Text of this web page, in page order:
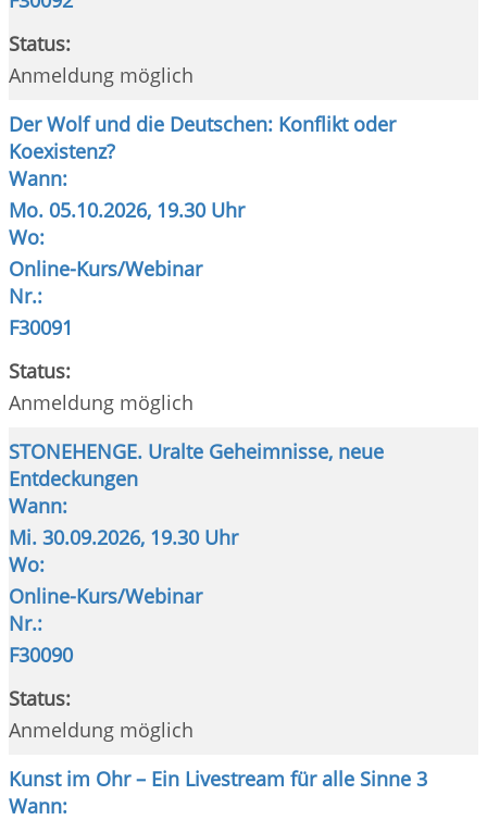
Status:
Anmeldung möglich
Der Wolf und die Deutschen: Konflikt oder
Koexistenz?
Wann:
Mo. 05.10.2026, 19.30 Uhr
Wo:
Online-Kurs/Webinar
Nr.:
F30091
Status:
Anmeldung möglich
STONEHENGE. Uralte Geheimnisse, neue
Entdeckungen
Wann:
Mi. 30.09.2026, 19.30 Uhr
Wo:
Online-Kurs/Webinar
Nr.:
F30090
Status:
Anmeldung möglich
Kunst im Ohr – Ein Livestream für alle Sinne 3
Wann: